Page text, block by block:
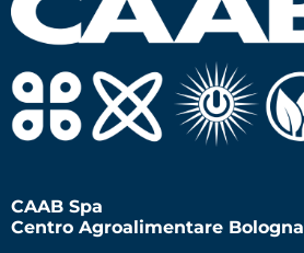
CAAB Spa
Centro Agroalimentare Bologna